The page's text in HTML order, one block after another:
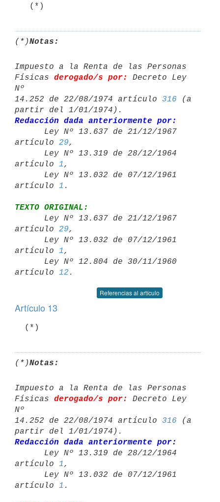
(*)Notas:
Impuesto a la Renta de las Personas
Físicas derogado/s por:
Decreto Ley
Nº
14.252 de 22/08/1974 artículo 316 (a
Redacción dada anteriormente por:
artículo 29,
artículo 1 ,
artículo 1
TEXTO ORIGINAL:
artículo 29,
artículo 1 ,
artículo 12
Referencias al artículo
Artículo 13
  (*)
(*)Notas:
Impuesto a la Renta de las Personas
Físicas derogado/s por:
Decreto Ley
Nº
14.252 de 22/08/1974 artículo 316 (a
Redacción dada anteriormente por:
artículo 1 ,
artículo 1